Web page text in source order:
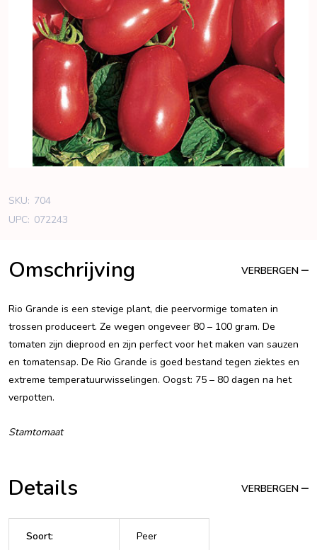
SKU: 704
UPC: 072243
Omschrijving VERBERGEN
Rio Grande is een stevige plant, die peervormige tomaten in
trossen produceert. Ze wegen ongeveer 80 – 100 gram. De
tomaten zijn dieprood en zijn perfect voor het maken van sauzen
en tomatensap. De Rio Grande is goed bestand tegen ziektes en
extreme temperatuurwisselingen. Oogst: 75 – 80 dagen na het
verpotten.
Stamtomaat
Details VERBERGEN
Soort: Peer